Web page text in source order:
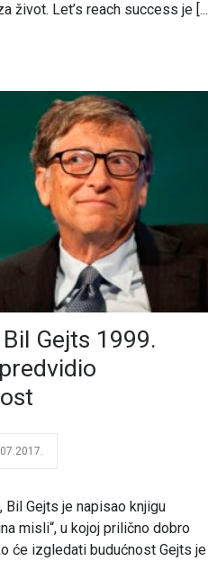
život. Let’s reach success je [...]
Gejts 1999.
Bil Gejts je napisao knjigu
misli“, u kojoj prilično dobro
će izgledati budućnost Gejts je